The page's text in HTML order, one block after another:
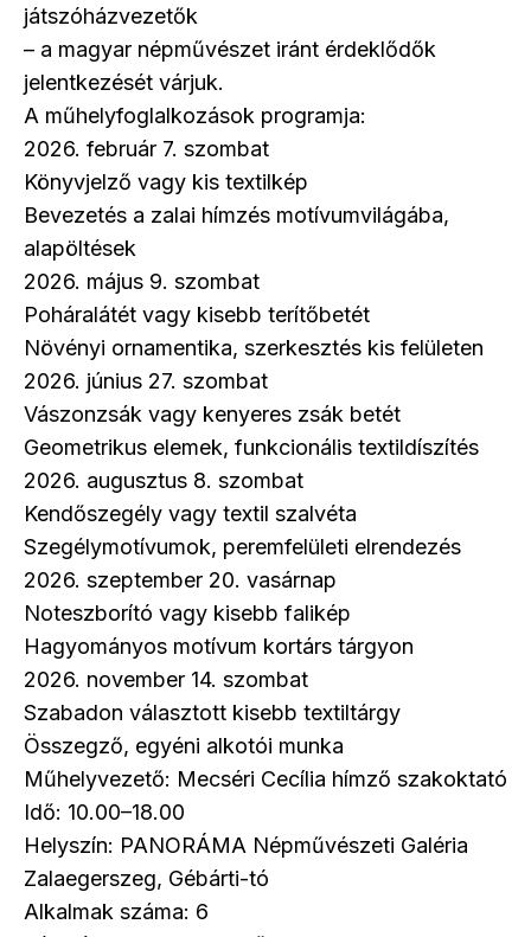
játszóházvezetők
– a magyar népművészet iránt érdeklődők
jelentkezését várjuk.
A műhelyfoglalkozások programja:
2026. február 7. szombat
Könyvjelző vagy kis textilkép
Bevezetés a zalai hímzés motívumvilágába,
alapöltések
2026. május 9. szombat
Poháralátét vagy kisebb terítőbetét
Növényi ornamentika, szerkesztés kis felületen
2026. június 27. szombat
Vászonzsák vagy kenyeres zsák betét
Geometrikus elemek, funkcionális textildíszítés
2026. augusztus 8. szombat
Kendőszegély vagy textil szalvéta
Szegélymotívumok, peremfelületi elrendezés
2026. szeptember 20. vasárnap
Noteszborító vagy kisebb falikép
Hagyományos motívum kortárs tárgyon
2026. november 14. szombat
Szabadon választott kisebb textiltárgy
Összegző, egyéni alkotói munka
Műhelyvezető: Mecséri Cecília hímző szakoktató
Idő: 10.00–18.00
Helyszín: PANORÁMA Népművészeti Galéria
Zalaegerszeg, Gébárti-tó
Alkalmak száma: 6